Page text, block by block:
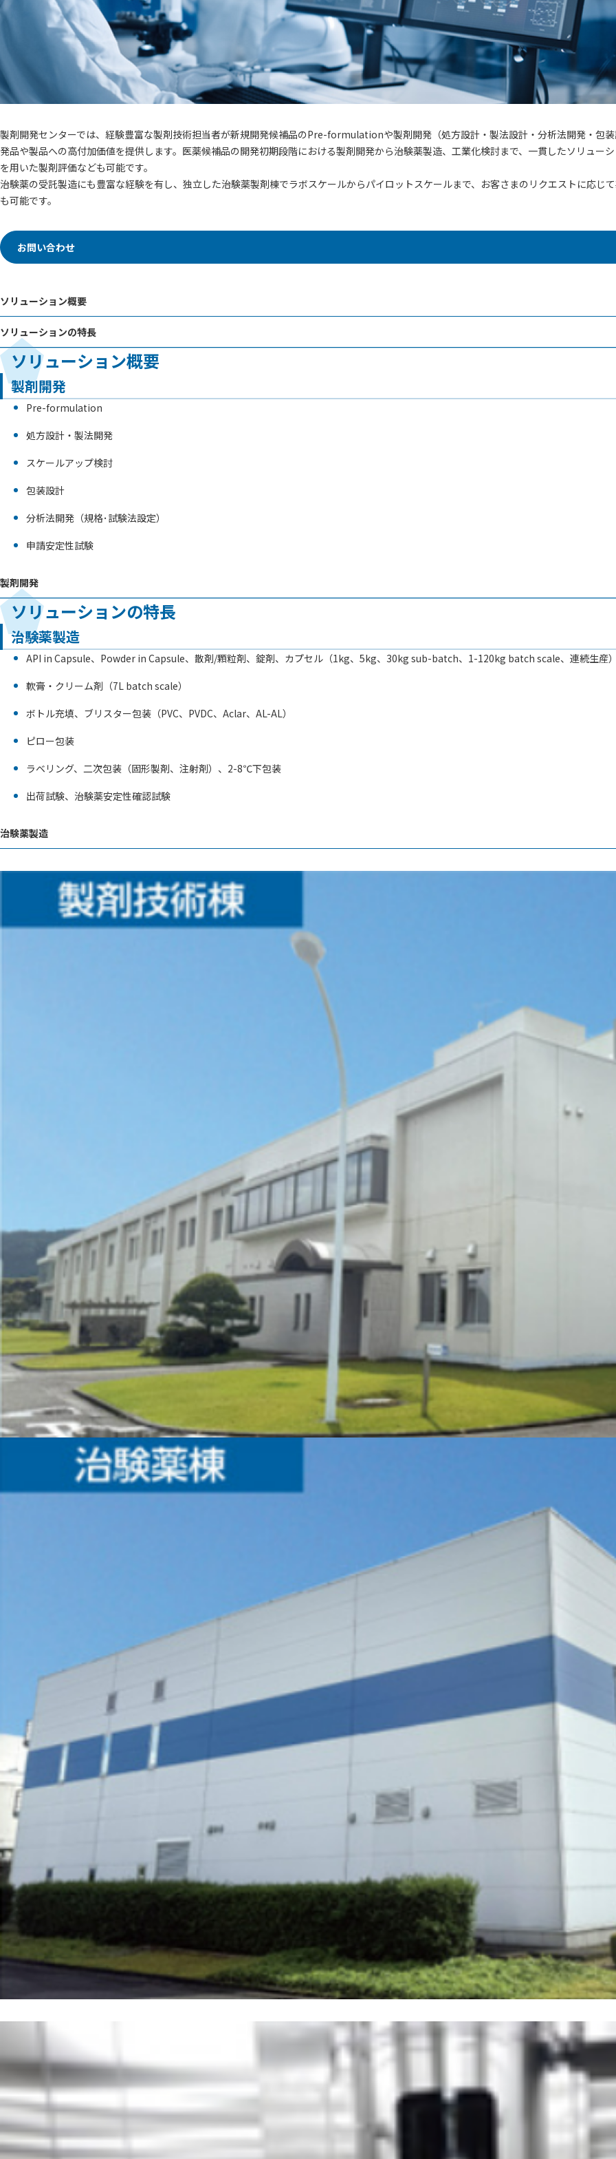
製剤開発センターでは、経験豊富な製剤技術担当者が新規開発候補品のPre-formulationや製剤開発（処方設計・製法設計・分析法開発・包
発品や製品への高付加価値を提供します。医薬候補品の開発初期段階における製剤開発から治験薬製造、工業化検討まで、一貫したソリュー
を用いた製剤評価なども可能です。
治験薬の受託製造にも豊富な経験を有し、独⽴した治験薬製剤棟でラボスケールからパイロットスケールまで、お客さまのリクエストに応じ
も可能です。
お問い合わせ
ソリューション概要
ソリューションの特長
ソリューション概要
製剤開発
Pre-formulation
処方設計・製法開発
スケールアップ検討
包装設計
分析法開発（規格･試験法設定）
申請安定性試験
製剤開発
ソリューションの特長
治験薬製造
API in Capsule、Powder in Capsule、散剤/顆粒剤、錠剤、カプセル（1kg、5kg、30kg sub-batch、1-120kg batch scale、連続生産
軟膏・クリーム剤（7L batch scale）
ボトル充填、ブリスター包装（PVC、PVDC、Aclar、AL-AL）
ピロー包装
ラベリング、二次包装（固形製剤、注射剤）、2-8℃下包装
出荷試験、治験薬安定性確認試験
治験薬製造